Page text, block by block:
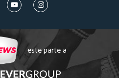
este parte a